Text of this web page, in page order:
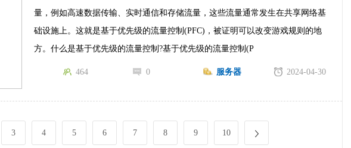
量，例如高速数据传输、实时通信和存储流量，这些流量通常发生在共享网络基
础设施上。这就是基于优先级的流量控制(PFC)，被证明可以改变游戏规则的地
方。什么是基于优先级的流量控制?基于优先级的流量控制(P
2024-04-30
服务器
0
464
3 4 5 6 7 8 9 10